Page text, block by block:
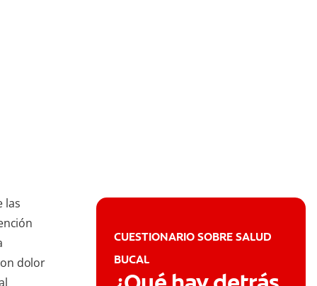
las
dolor
CUESTIONARIO SOBRE SALUD
BUCAL